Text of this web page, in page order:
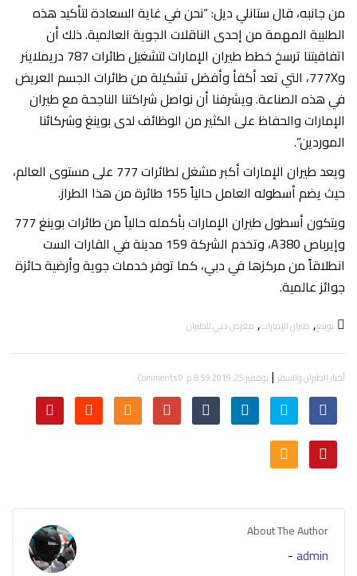
من جانبه، قال ستانلي ديل: “نحن في غاية السعادة لتأكيد هذه
الطلبية المهمة من إحدى الناقلات الجوية العالمية. ذلك أن
اتفاقيتنا ترسخ خطط طيران الإمارات لتشغيل طائرات 787 دريملاينر
و777X، التي تعد أكفأ وأفضل تشكيلة من طائرات الجسم العريض
في هذه الصناعة. ويشرفنا أن نواصل شراكتنا الناجحة مع طيران
الإمارات والحفاظ على الكثير من الوظائف لدى بوينغ وشركائنا
الموردين”.
ويعد طيران الإمارات أكبر مشغل لطائرات 777 على مستوى العالم،
حيث يضم أسطوله العامل حالياً 155 طائرة من هذا الطراز.
ويتكون أسطول طيران الإمارات بأكمله حالياً من طائرات بوينغ 777
وإيرباص A380، وتخدم الشركة 159 مدينة في القارات الست
انطلاقاً من مركزها في دبي، كما توفر خدمات جوية وأرضية حائزة
جوائز عالمية.
بوينغ, طيران الإمارات, معرض دبي للطيران
أخبار الطيران والسفر| نوفمبر 25, 2019 8:59 م 0 Comments
About The Author
admin
-